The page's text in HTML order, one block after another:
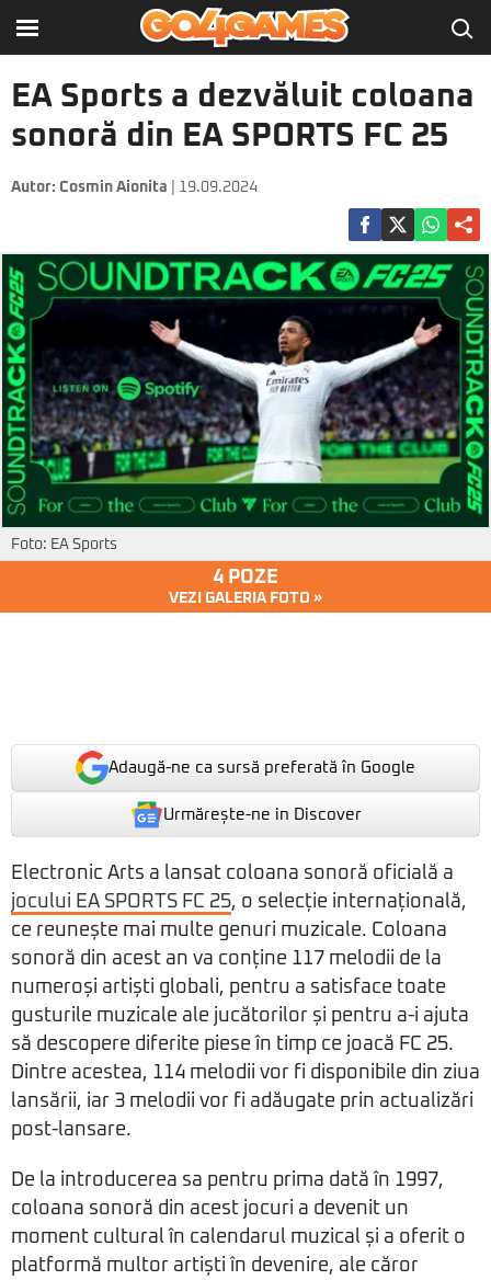
EA Sports a dezvăluit coloana
sonoră din EA SPORTS FC 25
Autor: Cosmin Aionita | 19.09.2024
Foto: EA Sports
4 POZE
VEZI GALERIA FOTO »
Adaugă-ne ca sursă preferată în Google
Urmărește-ne in Discover
Electronic Arts a lansat coloana sonoră oficială a
jocului EA SPORTS FC 25, o selecție internațională,
ce reunește mai multe genuri muzicale. Coloana
sonoră din acest an va conține 117 melodii de la
numeroși artiști globali, pentru a satisface toate
gusturile muzicale ale jucătorilor și pentru a-i ajuta
să descopere diferite piese în timp ce joacă FC 25.
Dintre acestea, 114 melodii vor fi disponibile din ziua
lansării, iar 3 melodii vor fi adăugate prin actualizări
post-lansare.
De la introducerea sa pentru prima dată în 1997,
coloana sonoră din acest jocuri a devenit un
moment cultural în calendarul muzical și a oferit o
platformă multor artiști în devenire, ale căror